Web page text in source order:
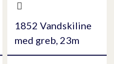
1852 Vandskiline
med greb, 23m